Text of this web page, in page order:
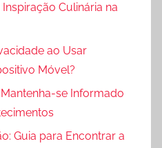
Culinária na
ao Usar
Móvel?
se Informado
Guia para Encontrar a